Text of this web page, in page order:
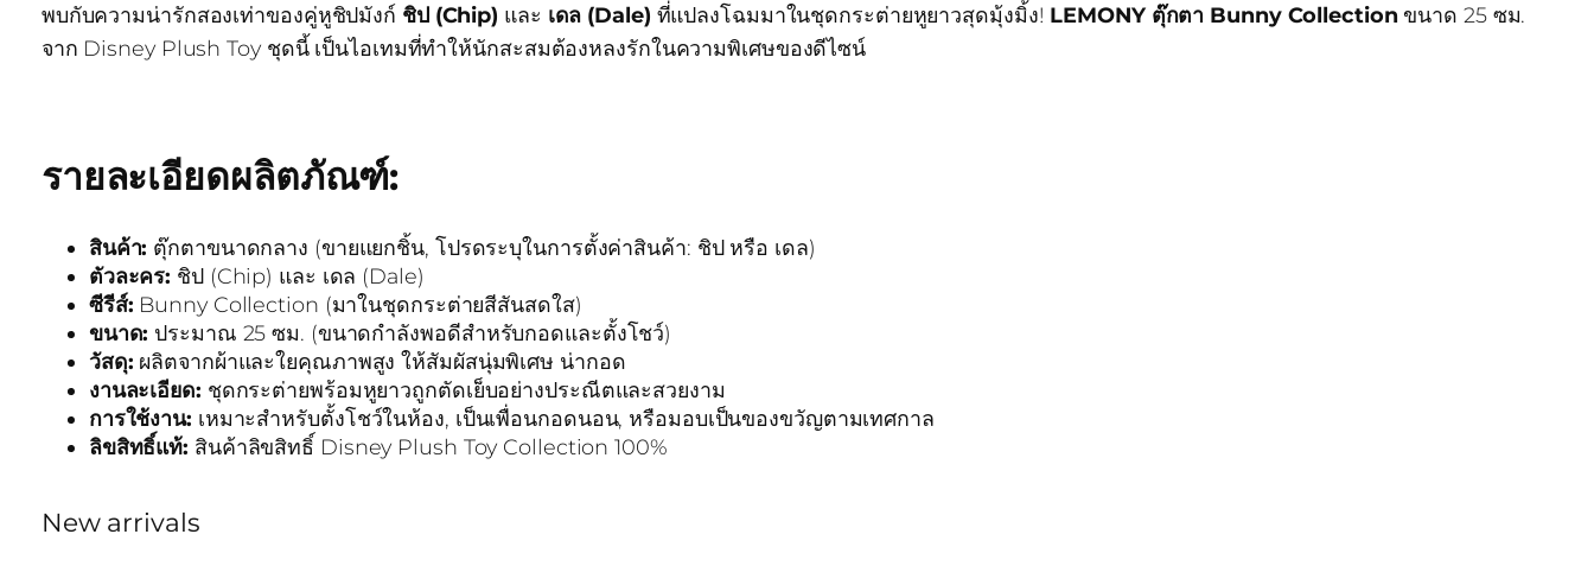
พบกับความน่ารักสองเท่าของคู่หูชิปมังก์ ชิป (Chip) และ เดล (Dale) ที่แปลงโฉมมาในชุดกระต่ายหูยาวสุดมุ้งมิ้ง! LEMONY ตุ๊กตา Bunny Collection ขนาด 25 ซม.
จาก Disney Plush Toy ชุดนี้ เป็นไอเทมที่ทำให้นักสะสมต้องหลงรักในความพิเศษของดีไซน์
รายละเอียดผลิตภัณฑ์:
สินค้า: ตุ๊กตาขนาดกลาง (ขายแยกชิ้น, โปรดระบุในการตั้งค่าสินค้า: ชิป หรือ เดล)
ตัวละคร: ชิป (Chip) และ เดล (Dale)
ซีรีส์: Bunny Collection (มาในชุดกระต่ายสีสันสดใส)
ขนาด: ประมาณ 25 ซม. (ขนาดกำลังพอดีสำหรับกอดและตั้งโชว์)
วัสดุ: ผลิตจากผ้าและใยคุณภาพสูง ให้สัมผัสนุ่มพิเศษ น่ากอด
งานละเอียด: ชุดกระต่ายพร้อมหูยาวถูกตัดเย็บอย่างประณีตและสวยงาม
การใช้งาน: เหมาะสำหรับตั้งโชว์ในห้อง, เป็นเพื่อนกอดนอน, หรือมอบเป็นของขวัญตามเทศกาล
ลิขสิทธิ์แท้: สินค้าลิขสิทธิ์ Disney Plush Toy Collection 100%
New arrivals